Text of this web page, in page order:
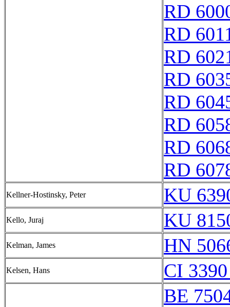
RD
RD
RD
RD
RD
RD
RD
RD
Kellner-Hostinsky, Peter KU
Kello, Juraj KU
Kelman, James HN
Kelsen, Hans CI
BE